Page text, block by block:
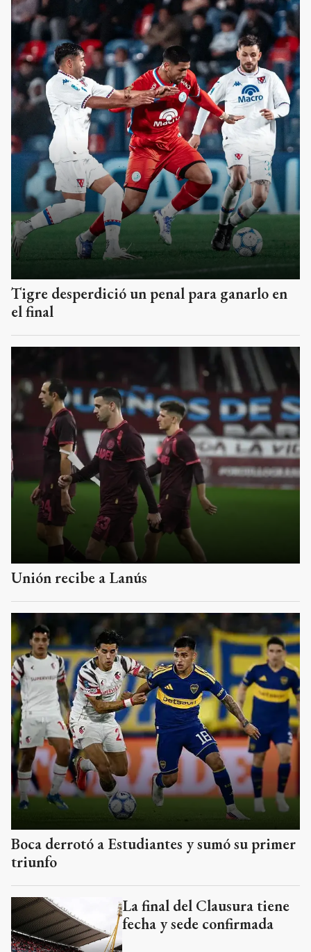
Tigre desperdició un penal para ganarlo en
el final
Unión recibe a Lanús
Boca derrotó a Estudiantes y sumó su primer
triunfo
La final del Clausura tiene
fecha y sede confirmada